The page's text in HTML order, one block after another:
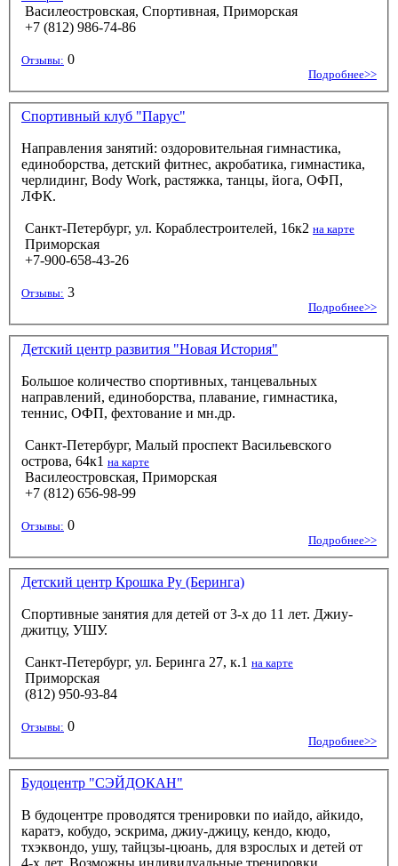
Василеостровская, Спортивная, Приморская
+7 (812) 986-74-86
Отзывы: 0
Подробнее>>
Спортивный клуб "Парус"
Направления занятий: оздоровительная гимнастика,
единоборства, детский фитнес, акробатика, гимнастика,
черлидинг, Body Work, растяжка, танцы, йога, ОФП,
ЛФК.
Санкт-Петербург, ул. Кораблестроителей, 16к2 на карте
Приморская
+7-900-658-43-26
Отзывы: 3
Подробнее>>
Детский центр развития "Новая История"
Большое количество спортивных, танцевальных
направлений, единоборства, плавание, гимнастика,
теннис, ОФП, фехтование и мн.др.
Санкт-Петербург, Малый проспект Васильевского
острова, 64к1 на карте
Василеостровская, Приморская
+7 (812) 656-98-99
Отзывы: 0
Подробнее>>
Детский центр Крошка Ру (Беринга)
Спортивные занятия для детей от 3-х до 11 лет. Джиу-
джитцу, УШУ.
Санкт-Петербург, ул. Беринга 27, к.1 на карте
Приморская
(812) 950-93-84
Отзывы: 0
Подробнее>>
Будоцентр "СЭЙДОКАН"
В будоцентре проводятся тренировки по иайдо, айкидо,
каратэ, кобудо, эскрима, джиу-джицу, кендо, кюдо,
тхэквондо, ушу, тайцзы-цюань, для взрослых и детей от